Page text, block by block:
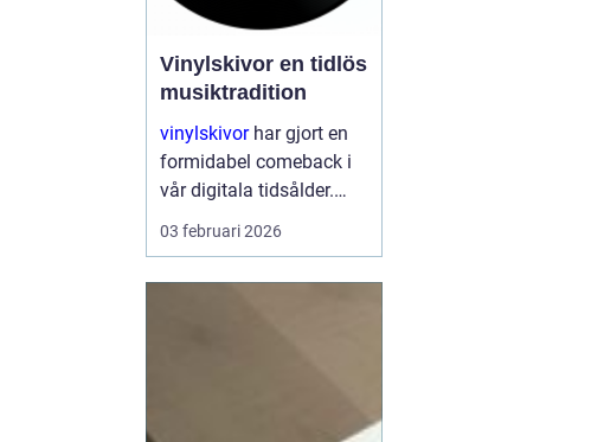
Vinylskivor en tidlös
musiktradition
vinylskivorhar gjort en
formidabel comeback i
vår digitala tidsålder.
Trots att
03 februari 2026